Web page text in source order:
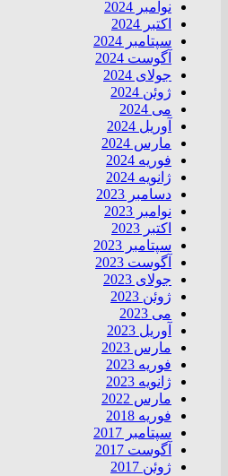
نوامبر 2024
اکتبر 2024
سپتامبر 2024
آگوست 2024
جولای 2024
ژوئن 2024
می 2024
آوریل 2024
مارس 2024
فوریه 2024
ژانویه 2024
دسامبر 2023
نوامبر 2023
اکتبر 2023
سپتامبر 2023
آگوست 2023
جولای 2023
ژوئن 2023
می 2023
آوریل 2023
مارس 2023
فوریه 2023
ژانویه 2023
مارس 2022
فوریه 2018
سپتامبر 2017
آگوست 2017
ژوئن 2017